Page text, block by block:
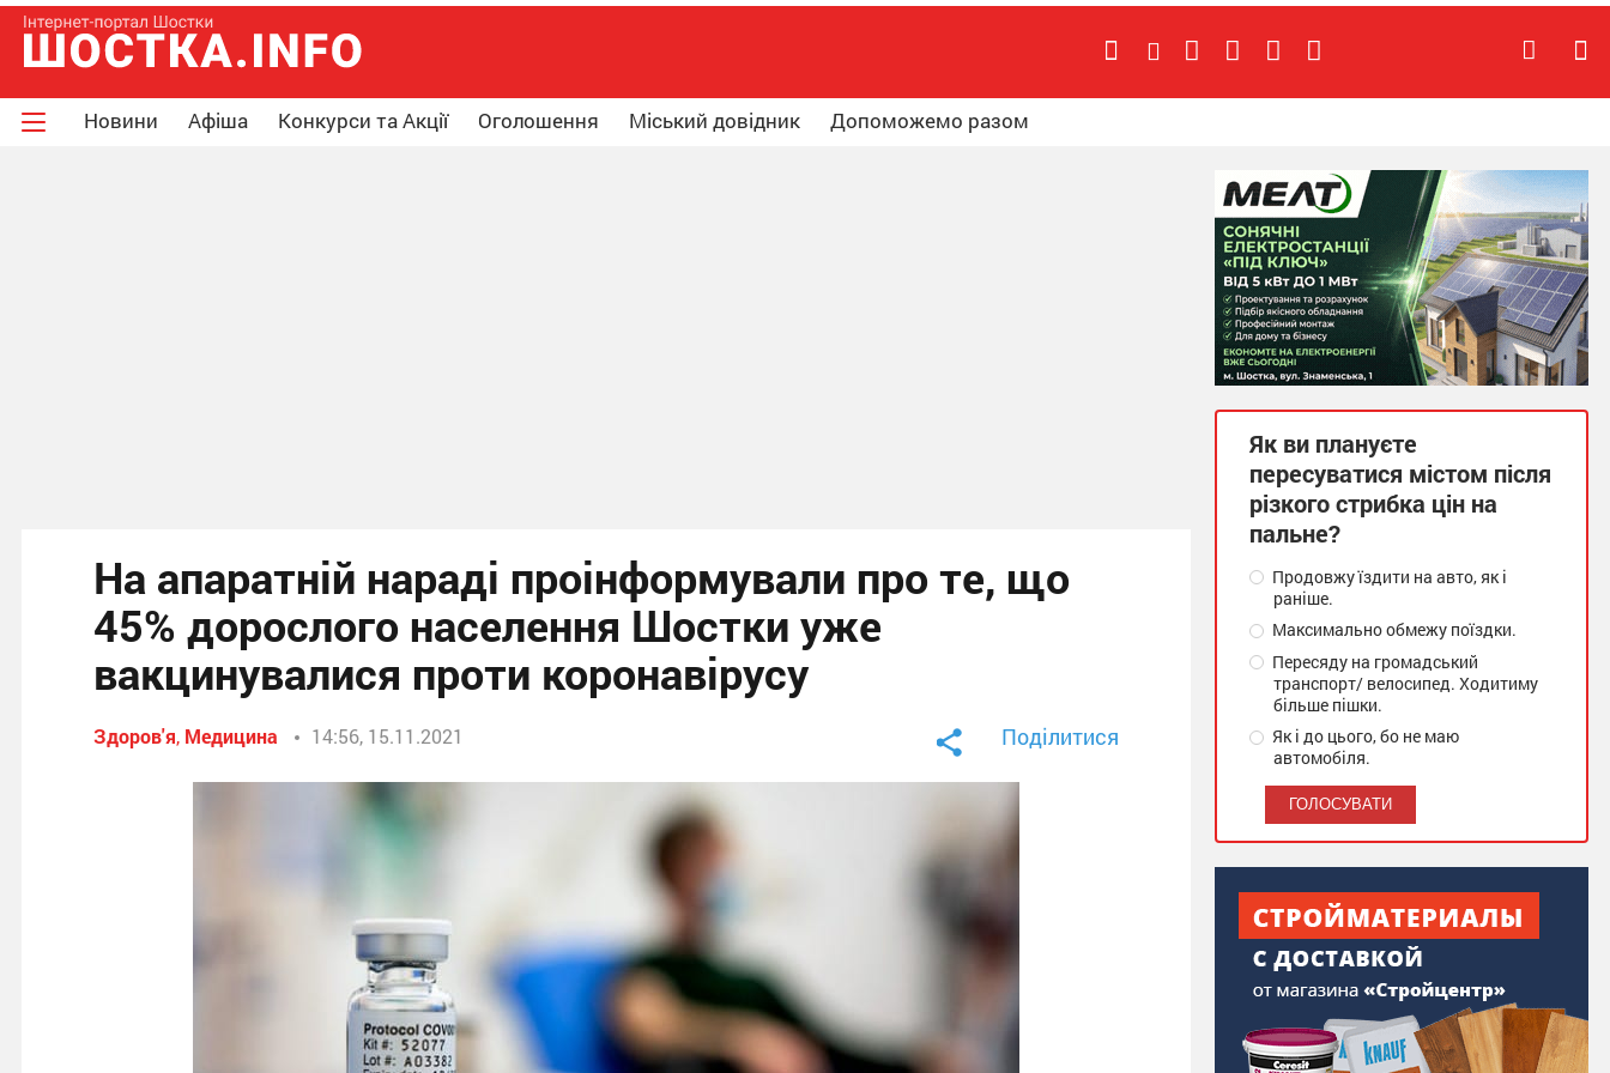
Новини Афіша Конкурси та Акції Оголошення Міський довідник Допоможемо разом
На апаратній нараді проінформували про те, що
45% дорослого населення Шостки уже
вакцинувалися проти коронавірусу
Здоров'я, Медицина 14:56, 15.11.2021 Поділитися
Як ви плануєте
пересуватися містом після
різкого стрибка цін на
пальне?
Продовжу їздити на авто, як і
раніше.
Максимально обмежу поїздки.
Пересяду на громадський
транспорт/ велосипед. Ходитиму
більше пішки.
Як і до цього, бо не маю
автомобіля.